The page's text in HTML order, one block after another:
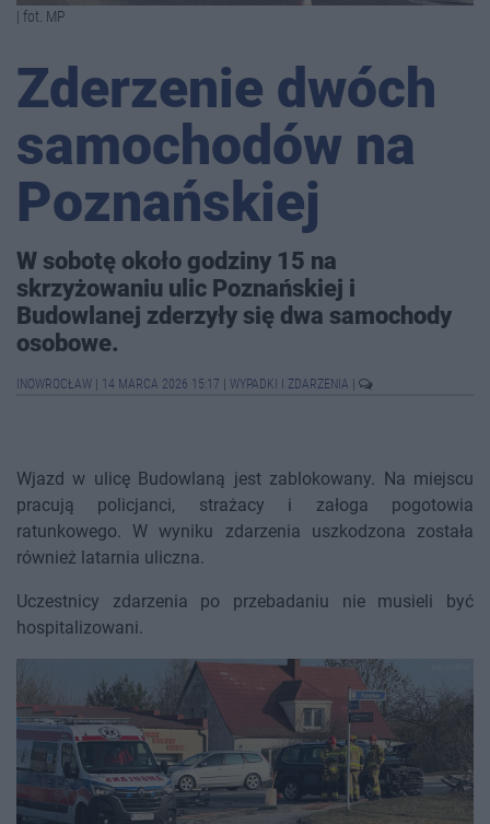
| fot. MP
Zderzenie dwóch
samochodów na
Poznańskiej
W sobotę około godziny 15 na
skrzyżowaniu ulic Poznańskiej i
Budowlanej zderzyły się dwa samochody
osobowe.
INOWROCŁAW 14 MARCA 2026 15:17 WYPADKI I ZDARZENIA
Wjazd w ulicę Budowlaną jest zablokowany. Na miejscu
pracują policjanci, strażacy i załoga pogotowia
ratunkowego. W wyniku zdarzenia uszkodzona została
również latarnia uliczna.
Uczestnicy zdarzenia po przebadaniu nie musieli być
hospitalizowani.